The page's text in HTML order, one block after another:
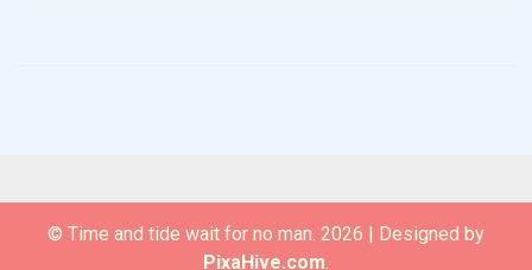
g
© Time and tide wait for no man. 2026 | Designed by
PixaHive.com.